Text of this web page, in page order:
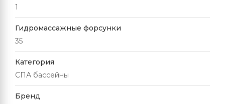
1
Гидромассажные форсунки
35
Категория
СПА бассейны
Бренд